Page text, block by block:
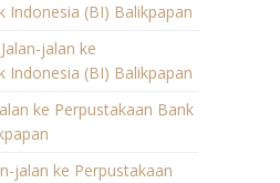
Indonesia (BI) Balikpapan
Jalan-jalan ke
Indonesia (BI) Balikpapan
ke Perpustakaan Bank
jalan ke Perpustakaan